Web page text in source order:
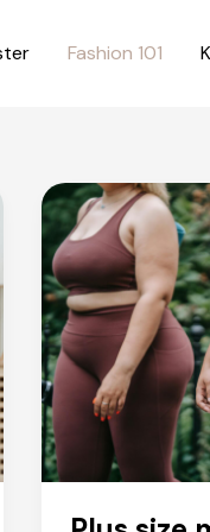
Fashion 101